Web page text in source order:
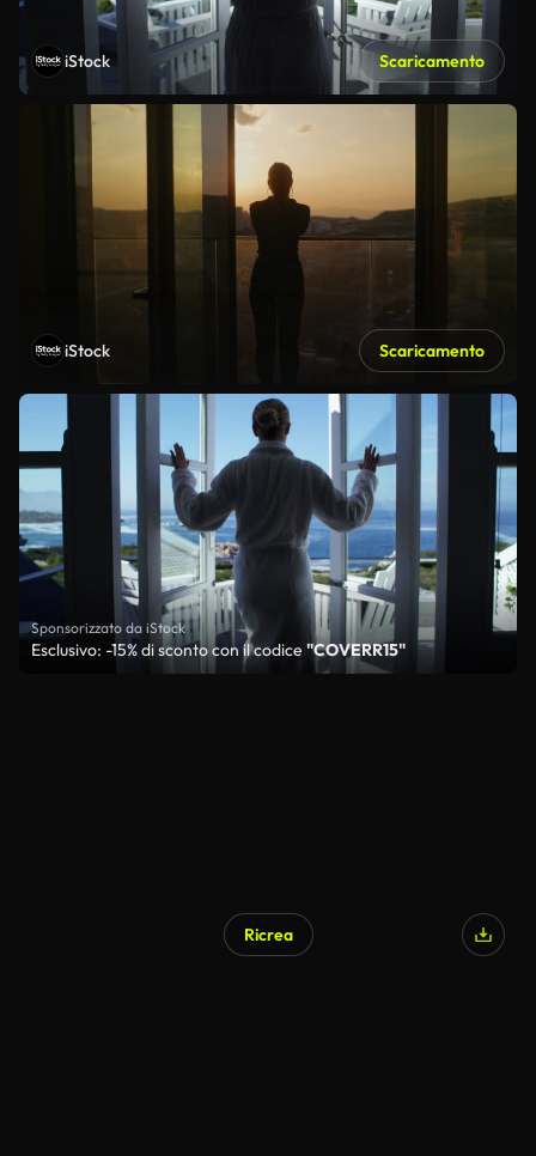
iStock Scaricamento
iStock Scaricamento
Sponsorizzato da iStock
Esclusivo: -15% di sconto con il codice "COVERR15"
Ricrea